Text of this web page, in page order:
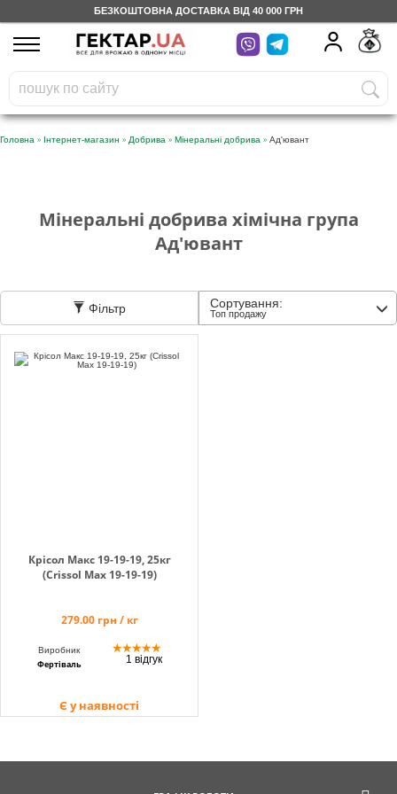
БЕЗКОШТОВНА ДОСТАВКА ВІД 40 000 ГРН
UA
На вашому
бонусному рахунку
грн
Безкоштовно по Україні
Категорії
Доставка
по Україні
733 0
+38 (093) 733
Головна » Інтернет-магазин » Добрива » Мінеральні добрива » Ад'ювант
Мінеральні добрива хімічна група
Ад'ювант
Фільтр Сортування:
Топ продажу
Крісол Макс 19-19-19, 25кг
(Crissol Max 19-19-19)
279.00 грн / кг
Виробник
Фертіваль
★★★★★
1 відгук
Є у наявності